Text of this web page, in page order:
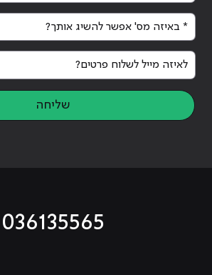
* באיזה מס' אפשר להשיג אותך?
לאיזה מייל לשלוח פרטים?
שליחה
036135565